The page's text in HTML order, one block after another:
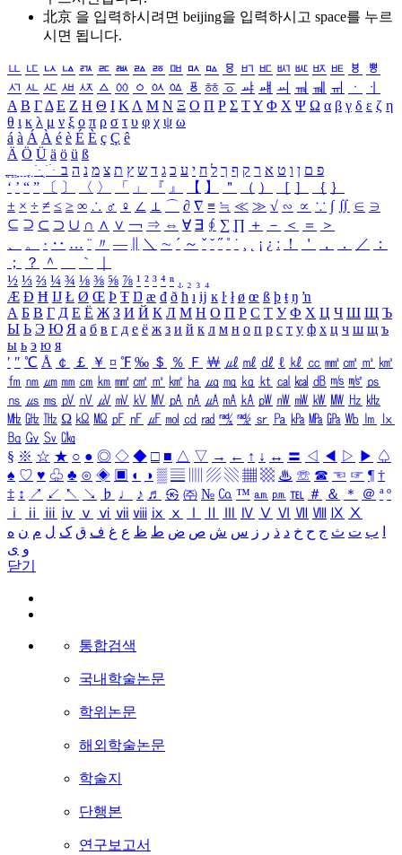
北京 을 입력하시려면 beijing을 입력하시고 space를 누르
시면 됩니다.
ㅥ ㅦ ㅧ ㅨ ㅩ ㅪ ㅫ ㅬ ㅭ ㅮ ㅯ ㅰ ㅱ ㅲ ㅳ ㅴ ㅵ ㅶ ㅷ ㅸ
ㅹ
ㅺ ㅻ ㅼ ㅽ ㅾ ㅿ ㆀ ㆁ ㆂ ㆃ ㆄ ㆅ ㆆ ㆇ ㆈ ㆉ ㆊ ㆋ ㆌ ㆍ
ㆎ
Α Β ΓΔ Ε Ζ Η Θ Ι ΚΛ Μ Ν Ξ Ο Π Ρ Σ ΤΥ Φ Χ Ψ Ω α β γ δ ε ζ η
θ ι κ λ μ ν ξ ο π ρ σ τ υ φ χ ψ ω
á à Á À é è É È ç Ç ê
Ä Ö Ü ä ö ü ß
ִֶֹ ֻּ ׁׂ פ ם ן ו ט א ר ק ף ך ל ח י ע כ ג ד ש ץ ת צ מ נ ה ב
‘ ’ “ ” 〔 〕 〈 〉 「 」 『 』 【 】 ＂ （ ） ［ ］ ｛ ｝
± × ÷ ≠ ≤ ≥ ∞ ∴ ♂ ♀ ∠ ⊥ ⌒ ∂ ∇ ≡ ≒ ≪ ≫ √ ∽ ∝ ∵ ∫ ∬ ∈ ∋
⊆ ⊇ ⊂ ⊃ ∪ ∩ ∧ ∨ ￢ ⇒ ⇔ ∀ ∃ ∮ ∑ ∏ ＋ － ＜ ＝
＞
、
。 · ‥ … ¨ 〃 ― ＼ ∼ ´ ～ ˇ ˘ ˝ ˚ ˙ ¸ ¡ ¿ ː ！ ＇ ， ． ／
：
；
？ ＾ ｀
½ ⅓ ⅔ ¼ ¾ ⅛ ⅜ ⅝ ⅞ ¹ ² ³ ⁴ ⁿ ₁ ₂ ₃ ₄
Æ Ð Ħ Ĳ Ł Ø Œ Þ Ŧ Ŋ æ đ ð ħ ı ĳ ĸ ŀ ł ø œ ß þ ŧ ŋ ŉ
А Б В Г Д Е Ё Ж З И Й К Л М Н О П Р С Т У Ф Х Ц Ч Ш Щ Ъ
Ы Ь Э Ю Я а б в г д е ё ж з и й к л м н о п р с т у ф х ц ч ш щ ъ
ы ь э ю я
′ ″ ℃ Å ￠ ￡ ￥ ¤ ℉ ‰ ＄ ％ Ｆ ￦ ㎕ ㎖ ㎗ ℓ ㎘ ㏄ ㎣ ㎤ ㎥ ㎦
㎙ ㎚ ㎛ ㎜ ㎝ ㎞ ㎟ ㎠ ㎡ ㎢ ㏊ ㎍ ㎎ ㎏ ㏏ ㎈ ㎉ ㏈ ㎧ ㎨ ㎰
㎱ ㎲ ㎳ ㎴ ㎵ ㎶ ㎷ ㎸ ㎹ ㎀ ㎁ ㎂ ㎃ ㎄ ㎺ ㎻ ㎽ ㎾ ㎿ ㎐ ㎑
㎒ ㎓ ㎔ Ω ㏀ ㏁ ㎊ ㎋ ㎌ ㏖ ㏅ ㎭ ㎮ ㎯ ㏛ ㎩ ㎪ ㎫ ㎬ ㏝ ㏐
㏓
㏃ ㏉ ㏜ ㏆
§ ※ ☆ ★ ○ ● ◎ ◇ ◆ □ ■ △ ▽ → ← ↑ ↓ ↔ 〓 ◁ ◀ ▷ ▶ ♤
♠ ♡ ♥ ♧ ♣ ⊙ ◈ ▣ ◐ ◑ ▒ ▤ ▨ ▧ ▦ ▩ ♨ ☏ ☎ ☜ ☞ ¶ †
‡ ↕ ↗ ↙ ↖ ↘ ♭ ♩ ♪ ♬ ㉿ ㈜ № ㏇ ™ ㏂ ㏘ ℡ ＃ ＆ ＊ ＠ ª º
ⅰ
ⅱ ⅲ ⅳ ⅴ ⅵ ⅶ ⅷ ⅸ ⅹ Ⅳ Ⅴ Ⅵ Ⅶ Ⅷ Ⅸ Ⅹ
ب ت ث ج ح خ د ذ ر ز س ش ص ض ط ظ ع غ ف ق ک ل م ن ه
و ی
닫기
통합검색
국내학술논문
학위논문
해외학술논문
학술지
단행본
연구보고서